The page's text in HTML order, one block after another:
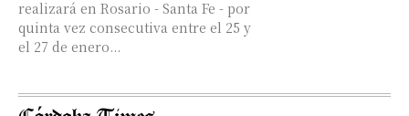
realizará en Rosario - Santa Fe - por
quinta vez consecutiva entre el 25 y
el 27 de enero...